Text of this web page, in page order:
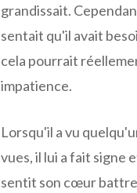
grandissait.
sentait qu'il avait
cela pourrait
impatience.
Lorsqu'il a vu
vues, il lui a fait signe
sentit son cœur